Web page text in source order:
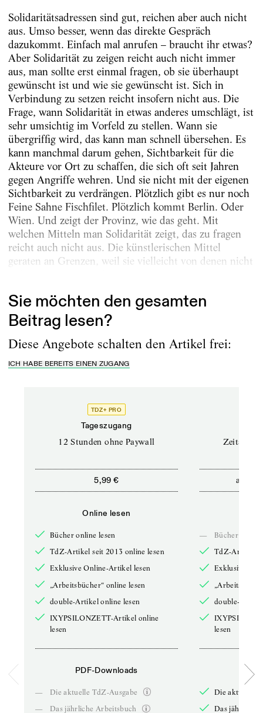
Solidaritätsadressen sind gut, reichen aber auch nicht
aus. Umso besser, wenn das direkte Gespräch
dazukommt. Einfach mal anrufen – braucht ihr etwas?
Aber Solidarität zu zeigen reicht auch nicht immer
aus, man sollte erst einmal fragen, ob sie überhaupt
gewünscht ist und wie sie gewünscht ist. Sich in
Verbindung zu setzen reicht insofern nicht aus. Die
Frage, wann Solidarität in etwas anderes umschlägt, ist
sehr umsichtig im Vorfeld zu stellen. Wann sie
übergriffig wird, das kann man schnell übersehen. Es
kann manchmal darum gehen, Sichtbarkeit für die
Akteure vor Ort zu schaffen, die sich oft seit Jahren
gegen Angriffe wehren. Und sie nicht mit der eigenen
Sichtbarkeit zu verdrängen. Plötzlich gibt es nur noch
Feine Sahne Fischfilet. Plötzlich kommt Berlin. Oder
Wien. Und zeigt der Provinz, wie das geht. Mit
welchen Mitteln man Solidarität zeigt, das zu fragen
reicht auch nicht aus. Die künstlerischen Mittel
geraten an Grenzen, weil sie vielleicht von denen nicht
Sie möchten den gesamten
Beitrag lesen?
Diese Angebote schalten den Artikel frei:
ICH HABE BEREITS EINEN ZUGANG
TDZ+ PRO
Tageszugang
12 Stunden ohne Paywall
5,99 €
Online lesen
Bücher online lesen
TdZ-Artikel seit 2013 online lesen
Exklusive Online-Artikel lesen
„Arbeitsbücher“ online lesen
double-Artikel online lesen
IXYPSILONZETT-Artikel online
lesen
PDF-Downloads
—
Die aktuelle TdZ-Ausgabe
—
Das jährliche Arbeitsbuch
ab
—
Bücher online
TdZ-Artikel
Exklusive
double-
lesen
Die aktuelle
Das jährliche